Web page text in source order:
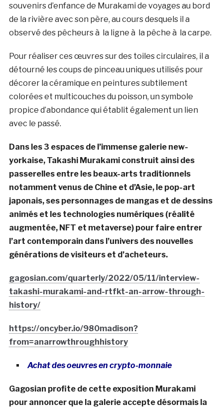
souvenirs d’enfance de Murakami de voyages au bord
de la rivière avec son père, au cours desquels il a
observé des pêcheurs à la ligne à la pêche à la carpe.
Pour réaliser ces œuvres sur des toiles circulaires, il a
détourné les coups de pinceau uniques utilisés pour
décorer la céramique en peintures subtilement
colorées et multicouches du poisson, un symbole
propice d’abondance qui établit également un lien
avec le passé.
Dans les 3 espaces de l’immense galerie new-
yorkaise, Takashi Murakami construit ainsi des
passerelles entre les beaux-arts traditionnels
notamment venus de Chine et d’Asie, le pop-art
japonais, ses personnages de mangas et de dessins
animés et les technologies numériques (réalité
augmentée, NFT et metaverse) pour faire entrer
l’art contemporain dans l’univers des nouvelles
générations de visiteurs et d’acheteurs.
gagosian.com/quarterly/2022/05/11/interview-
takashi-murakami-and-rtfkt-an-arrow-through-
history/
https://oncyber.io/980madison?
from=anarrowthroughhistory
Achat des oeuvres en crypto-monnaie
Gagosian profite de cette exposition Murakami
pour annoncer que la galerie accepte désormais la